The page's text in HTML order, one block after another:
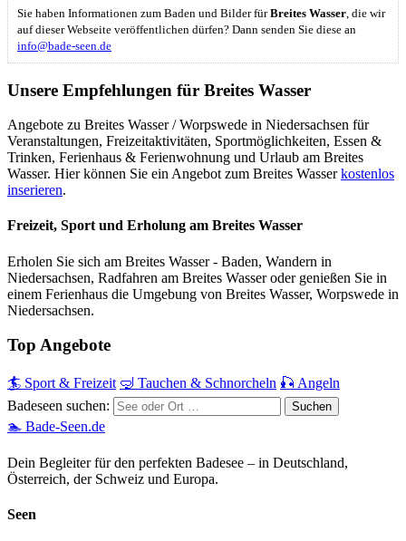
Sie haben Informationen zum Baden und Bilder fürBreites Wasser , die wir
auf dieser Webseite veröffentlichen dürfen? Dann senden Sie diese an
info@bade-seen.de
Unsere Empfehlungen für Breites Wasser
Angebote zu Breites Wasser / Worpswede in Niedersachsen für
Veranstaltungen, Freizeitaktivitäten, Sportmöglichkeiten, Essen &
Trinken, Ferienhaus & Ferienwohnung und Urlaub am Breites
Wasser. Hier können Sie ein Angebot zum Breites Wasserkostenlos
inserieren.
Freizeit, Sport und Erholung am Breites Wasser
Erholen Sie sich am Breites Wasser - Baden, Wandern in
Niedersachsen, Radfahren am Breites Wasser oder genießen Sie in
einem Ferienhaus die Umgebung von Breites Wasser, Worpswede in
Niedersachsen.
Top Angebote
🏄 Sport & Freizeit 🤿 Tauchen & Schnorcheln 🎣 Angeln
Badeseen suchen:
🏊 Bade-Seen.de
Dein Begleiter für den perfekten Badesee – in Deutschland,
Österreich, der Schweiz und Europa.
Seen